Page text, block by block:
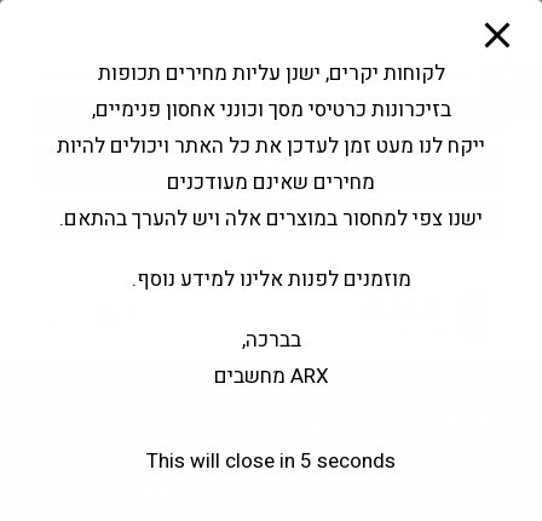
פתח סרגל נגישות
Products
search
החשבון שלי בקשה להצעה
WIFI DDR5 s1700 DP
לקוחות יקרים, ישנן עליות מחירים תכופות
בזיכרונות כרטיסי מסך וכונני אחסון פנימיים,
ייקח לנו מעט זמן לעדכן את כל האתר ויכולים להיות
מחירים שאינם מעודכנים
ישנו צפי למחסור במוצרים אלה ויש להערך בהתאם.
מוזמנים לפנות אלינו למידע נוסף.
בברכה,
ARX מחשבים
This will close in 5 seconds